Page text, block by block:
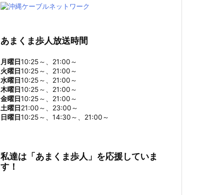
あまくま歩人放送時間
月曜日10:25～、21:00～
火曜日10:25～、21:00～
水曜日10:25～、21:00～
木曜日10:25～、21:00～
金曜日10:25～、21:00～
土曜日21:00～、23:00～
日曜日10:25～、14:30～、21:00～
私達は「あまくま歩人」を応援していま
す！